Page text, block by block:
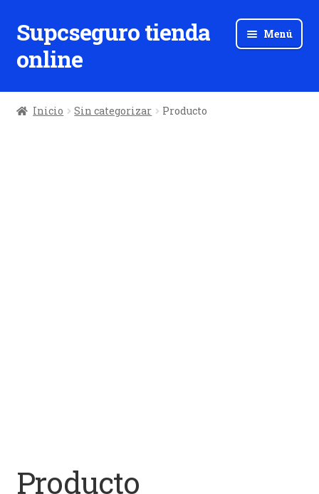
Ir
a
la
Ir
al
contenido
Supcseguro tienda
online
Menú
Inicio Sin categorizar Producto
Producto